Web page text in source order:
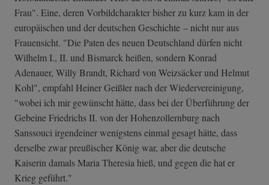
Frau". Eine, deren Vorbildcharakter bisher zu kurz kam in der
europäischen und der deutschen Geschichte – nicht nur aus
Frauensicht. "Die Paten des neuen Deutschland dürfen nicht
Wilhelm I., II. und Bismarck heißen, sondern Konrad
Adenauer, Willy Brandt, Richard von Weizsäcker und Helmut
Kohl", empfahl Heiner Geißler nach der Wiedervereinigung,
"wobei ich mir gewünscht hätte, dass bei der Überführung der
Gebeine Friedrichs II. von der Hohenzollernburg nach
Sanssouci irgendeiner wenigstens einmal gesagt hätte, dass
derselbe zwar preußischer König war, aber die deutsche
Kaiserin damals Maria Theresia hieß, und gegen die hat er
Krieg geführt."